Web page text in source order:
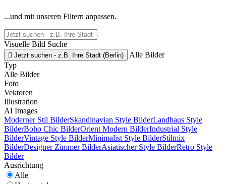
...und mit unseren Filtern anpassen.
Visuelle Bild Suche
 Jetzt suchen - z.B. Ihre Stadt (Berlin)
Alle Bilder
Typ
Alle Bilder
Foto
Vektoren
Illustration
AI Images
Moderner Stil BilderSkandinavian Style BilderLandhaus Style
BilderBoho Chic BilderOrient Modern BilderIndustrial Style
BilderVintage Style BilderMinimalist Style BilderStilmix
BilderDesigner Zimmer BilderAsiatischer Style BilderRetro Style
Bilder
Ausrichtung
Alle